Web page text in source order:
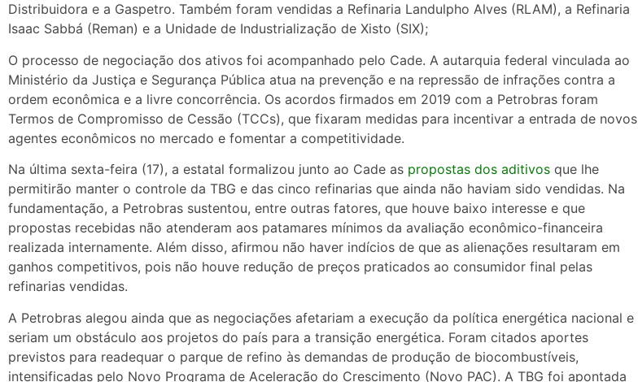
Distribuidora e a Gaspetro. Também foram vendidas a Refinaria Landulpho Alves (RLAM), a Refinaria
Isaac Sabbá (Reman) e a Unidade de Industrialização de Xisto (SIX);
O processo de negociação dos ativos foi acompanhado pelo Cade. A autarquia federal vinculada ao
Ministério da Justiça e Segurança Pública atua na prevenção e na repressão de infrações contra a
ordem econômica e a livre concorrência. Os acordos firmados em 2019 com a Petrobras foram
Termos de Compromisso de Cessão (TCCs), que fixaram medidas para incentivar a entrada de novos
agentes econômicos no mercado e fomentar a competitividade.
Na última sexta-feira (17), a estatal formalizou junto ao Cade as propostas dos aditivos que lhe
permitirão manter o controle da TBG e das cinco refinarias que ainda não haviam sido vendidas. Na
fundamentação, a Petrobras sustentou, entre outras fatores, que houve baixo interesse e que
propostas recebidas não atenderam aos patamares mínimos da avaliação econômico-financeira
realizada internamente. Além disso, afirmou não haver indícios de que as alienações resultaram em
ganhos competitivos, pois não houve redução de preços praticados ao consumidor final pelas
refinarias vendidas.
A Petrobras alegou ainda que as negociações afetariam a execução da política energética nacional e
seriam um obstáculo aos projetos do país para a transição energética. Foram citados aportes
previstos para readequar o parque de refino às demandas de produção de biocombustíveis,
intensificadas pelo Novo Programa de Aceleração do Crescimento (Novo PAC). A TBG foi apontada